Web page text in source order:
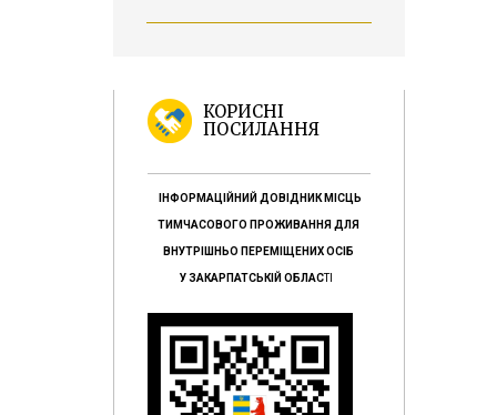
КОРИСНІ
ПОСИЛАННЯ
ІНФОРМАЦІЙНИЙ ДОВІДНИК МІСЦЬ
ТИМЧАСОВОГО ПРОЖИВАННЯ ДЛЯ
ВНУТРІШНЬО ПЕРЕМІЩЕНИХ ОСІБ
У ЗАКАРПАТСЬКІЙ ОБЛАСТІ